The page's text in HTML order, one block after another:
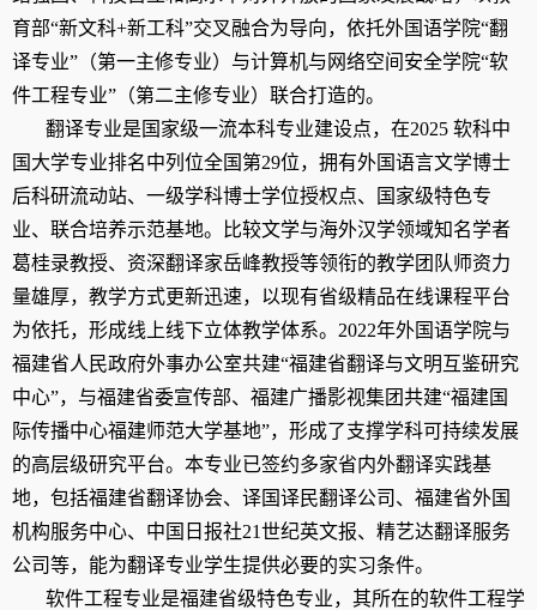
育部“新文科+新工科”交叉融合为导向，依托外国语学院“翻
译专业”（第一主修专业）与计算机与网络空间安全学院“软
件工程专业”（第二主修专业） 联合打造的。
翻译专业是 国家级一流本科专业建设点，在2025 软科中
国大学专业排名中列位全国第29位， 拥有外国语言文学博士
后科研流动站、一级学科博士学位授权点、国家级特色专
业、联合培养示范基地。比较文学与海外汉学领域知名学者
葛桂录教授、资深翻译家岳峰教授等领衔的教学团队师资力
量雄厚，教学方式更新迅速，以现有省级精品在线课程平台
为依托，形成线上线下立体教学体系。 2022年外国语学院与
福建省人民政府外事办公室共建“福建省翻译与文明互鉴研究
中心”，与福建省委宣传部、福建广播影视集团共建“福建国
际传播中心福建师范大学基地”，形成了支撑学科可持续发展
的高层级研究平台。本专业已签约多家省内外翻译实践基
地，包括福建省翻译协会、译国译民翻译公司、福建省外国
机构服务中心、中国日报社21世纪英文报、精艺达翻译服务
公司等， 能为翻译专业学生提供必要的实习条件。
软件工程专业是福建省级特色专业， 其所在的软件工程学